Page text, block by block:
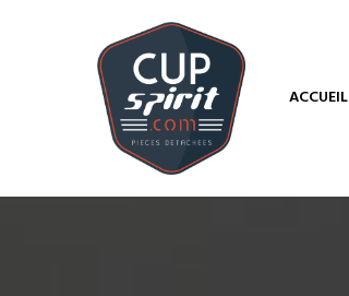
ACCUEIL